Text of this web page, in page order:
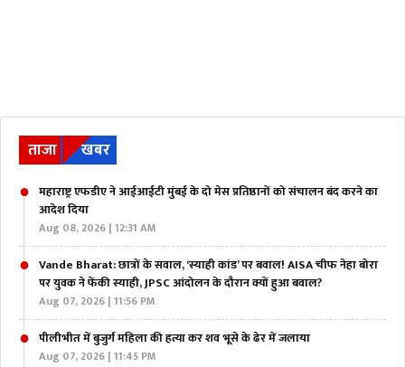
ताजा खबर
महाराष्ट्र एफडीए ने आईआईटी मुंबई के दो मेस प्रतिष्ठानों को संचालन बंद करने का
आदेश दिया
Aug 08, 2026 | 12:31 AM
Vande Bharat: छात्रों के सवाल, ‘स्याही कांड’ पर बवाल! AISA चीफ नेहा बोरा
पर युवक ने फेंकी स्याही, JPSC आंदोलन के दौरान क्यों हुआ बवाल?
Aug 07, 2026 | 11:56 PM
पीलीभीत में बुजुर्ग महिला की हत्या कर शव भूसे के ढेर में जलाया
Aug 07, 2026 | 11:45 PM